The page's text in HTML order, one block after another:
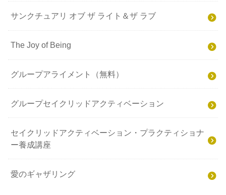
サンクチュアリ オブ ザ ライト＆ザ ラブ
The Joy of Being
グループアライメント（無料）
グループセイクリッドアクティベーション
セイクリッドアクティベーション・プラクティショナ
ー養成講座
愛のギャザリング